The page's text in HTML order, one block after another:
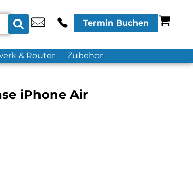
Termin Buchen
& Router Zubehör
iPhone Air